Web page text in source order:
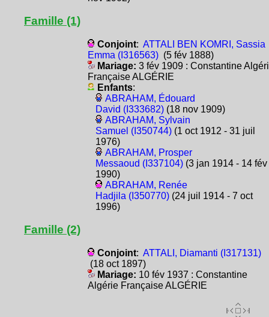
Famille (1)
Conjoint: ATTALI BEN KOMRI, Sassia
Emma (I316563)(5 fév 1888)
Mariage: 3 fév 1909 : Constantine
Française ALGÉRIE
Enfants:
ABRAHAM, Édouard
David (I333682)(18 nov 1909)
ABRAHAM, Sylvain
Samuel (I350744)(1 oct 1912 - 31 juil
1976)
ABRAHAM, Prosper
Messaoud (I337104)(3 jan 1914 - 14 fév
1990)
ABRAHAM, Renée
Hadjila (I350770)(24 juil 1914 - 7 oct
1996)
Famille (2)
Conjoint: ATTALI, Diamanti (I317131)
(18 oct 1897)
Mariage: 10 fév 1937 : Constantine
Algérie Française ALGÉRIE